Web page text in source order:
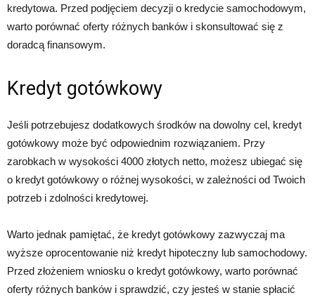
kredytowa. Przed podjęciem decyzji o kredycie samochodowym,
warto porównać oferty różnych banków i skonsultować się z
doradcą finansowym.
Kredyt gotówkowy
Jeśli potrzebujesz dodatkowych środków na dowolny cel, kredyt
gotówkowy może być odpowiednim rozwiązaniem. Przy
zarobkach w wysokości 4000 złotych netto, możesz ubiegać się
o kredyt gotówkowy o różnej wysokości, w zależności od Twoich
potrzeb i zdolności kredytowej.
Warto jednak pamiętać, że kredyt gotówkowy zazwyczaj ma
wyższe oprocentowanie niż kredyt hipoteczny lub samochodowy.
Przed złożeniem wniosku o kredyt gotówkowy, warto porównać
oferty różnych banków i sprawdzić, czy jesteś w stanie spłacić